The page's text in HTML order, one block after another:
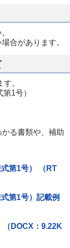
合があります。
。
1号）
かる書類や、補助
第1号） （RT
第1号）記載例
（DOCX：9.22K